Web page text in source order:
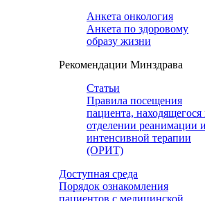
Анкета онкология
Анкета по здоровому
образу жизни
Рекомендации Минздрава
Статьи
Правила посещения
пациента, находящегося
отделении реанимации и
интенсивной терапии
(ОРИТ)
Доступная среда
Порядок ознакомления